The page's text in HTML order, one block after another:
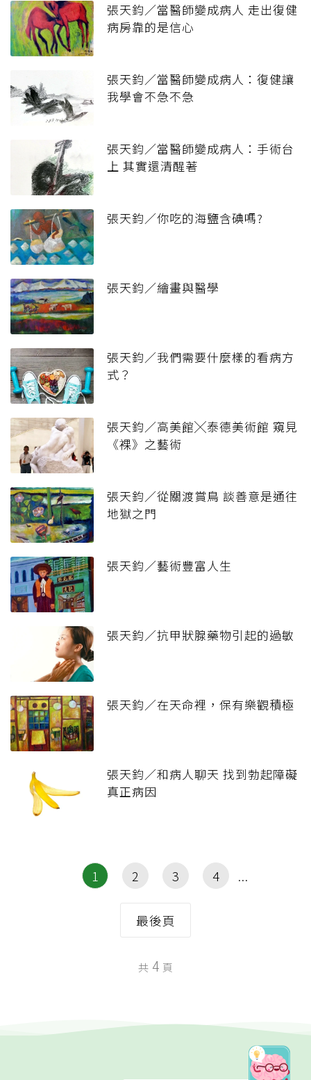
張天鈞／當醫師變成病人 走出復健
病房靠的是信心
張天鈞／當醫師變成病人：復健讓
我學會不急不急
張天鈞／當醫師變成病人：手術台
上 其實還清醒著
張天鈞／你吃的海鹽含碘嗎?
張天鈞／繪畫與醫學
張天鈞／我們需要什麼樣的看病方
式？
張天鈞／高美館╳泰德美術館 窺見
《裸》之藝術
張天鈞／從關渡賞鳥 談善意是通往
地獄之門
張天鈞／藝術豐富人生
張天鈞／抗甲狀腺藥物引起的過敏
張天鈞／在天命裡，保有樂觀積極
張天鈞／和病人聊天 找到勃起障礙
真正病因
1 2 3 4
最後頁
共 4 頁